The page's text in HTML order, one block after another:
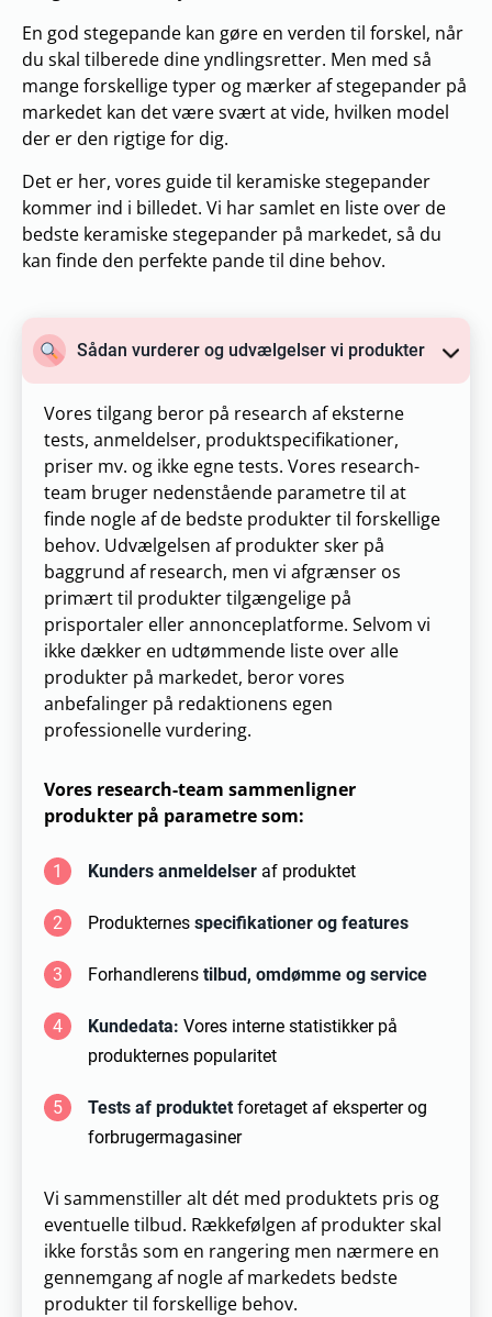
En god stegepande kan gøre en verden til forskel, når
du skal tilberede dine yndlingsretter. Men med så
mange forskellige typer og mærker af stegepander på
markedet kan det være svært at vide, hvilken model
der er den rigtige for dig.
Det er her, vores guide til keramiske stegepander
kommer ind i billedet. Vi har samlet en liste over de
bedste keramiske stegepander på markedet, så du
kan finde den perfekte pande til dine behov.
Sådan vurderer og udvælgelser vi produkter
Vores tilgang beror på research af eksterne
tests, anmeldelser, produktspecifikationer,
priser mv. og ikke egne tests. Vores research-
team bruger nedenstående parametre til at
finde nogle af de bedste produkter til forskellige
behov. Udvælgelsen af produkter sker på
baggrund af research, men vi afgrænser os
primært til produkter tilgængelige på
prisportaler eller annonceplatforme. Selvom vi
ikke dækker en udtømmende liste over alle
produkter på markedet, beror vores
anbefalinger på redaktionens egen
professionelle vurdering.
Vores research-team sammenligner
produkter på parametre som:
1 Kunders anmeldelser af produktet
2 Produkternes specifikationer og features
3 Forhandlerens tilbud, omdømme og service
4 Kundedata: Vores interne statistikker på
produkternes popularitet
5 Tests af produktet foretaget af eksperter og
forbrugermagasiner
Vi sammenstiller alt dét med produktets pris og
eventuelle tilbud. Rækkefølgen af produkter skal
ikke forstås som en rangering men nærmere en
gennemgang af nogle af markedets bedste
produkter til forskellige behov.